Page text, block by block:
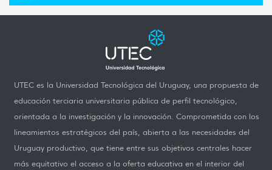
UTEC es la Universidad Tecnológica del Uruguay, una propuesta de
educación terciaria universitaria pública de perfil tecnológico,
orientada a la investigación y la innovación. Comprometida con los
lineamientos estratégicos del país, abierta a las necesidades del
Uruguay productivo, que tiene entre sus objetivos centrales hacer
más equitativo el acceso a la oferta educativa en el interior del